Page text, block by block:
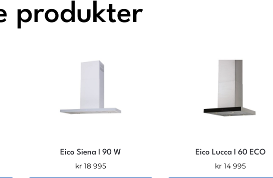
produkter
Eico Siena I 90 W
kr 18 995
Eico Lucca I 60 ECO
kr 14 995